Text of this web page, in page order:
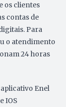
os clientes
contas de
Para
o atendimento
24 horas
Enel
IOS